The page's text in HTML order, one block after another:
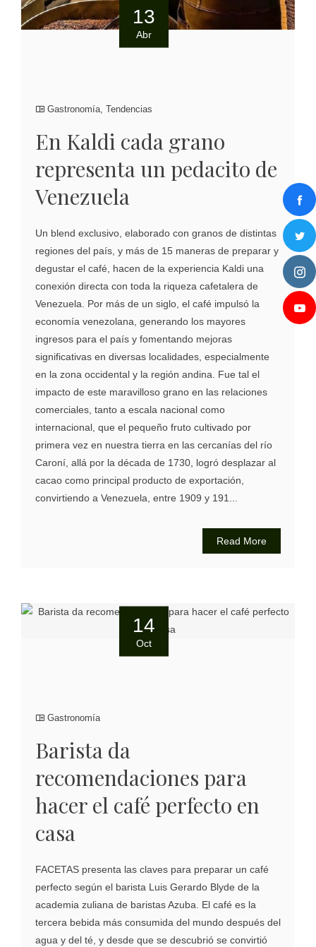
13
Abr
Gastronomía, Tendencias
En Kaldi cada grano
representa un pedacito de
Venezuela
Un blend exclusivo, elaborado con granos de distintas
regiones del país, y más de 15 maneras de preparar y
degustar el café, hacen de la experiencia Kaldi una
conexión directa con toda la riqueza cafetalera de
Venezuela. Por más de un siglo, el café impulsó la
economía venezolana, generando los mayores
ingresos para el país y fomentando mejoras
significativas en diversas localidades, especialmente
en la zona occidental y la región andina. Fue tal el
impacto de este maravilloso grano en las relaciones
comerciales, tanto a escala nacional como
internacional, que el pequeño fruto cultivado por
primera vez en nuestra tierra en las cercanías del río
Caroní, allá por la década de 1730, logró desplazar al
cacao como principal producto de exportación,
convirtiendo a Venezuela, entre 1909 y 191...
Read More
14
Oct
Gastronomía
Barista da
recomendaciones para
hacer el café perfecto en
casa
FACETAS presenta las claves para preparar un café
perfecto según el barista Luis Gerardo Blyde de la
academia zuliana de baristas Azuba. El café es la
tercera bebida más consumida del mundo después del
agua y del té, y desde que se descubrió se convirtió